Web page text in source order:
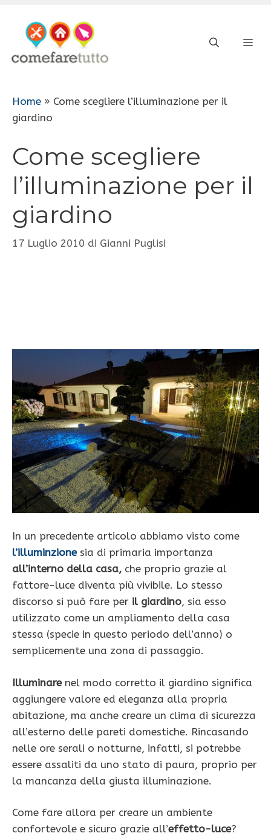
contenuto
Home » Come scegliere l’illuminazione per il
giardino
Come scegliere
l’illuminazione per il
giardino
17 Luglio 2010 di Gianni Puglisi
In un precedente articolo abbiamo visto come
l’illuminzionesia di primaria importanza
all’interno della casa, che proprio grazie al
fattore-luce diventa più vivibile. Lo stesso
discorso si può fare per il giardino, sia esso
utilizzato come un ampliamento della casa
stessa (specie in questo periodo dell’anno) o
semplicemente una zona di passaggio.
Illuminarenel modo corretto il giardino significa
aggiungere valore ed eleganza alla propria
abitazione, ma anche creare un clima di sicurezza
all’esterno delle pareti domestiche. Rincasando
nelle ore serali o notturne, infatti, si potrebbe
essere assaliti da uno stato di paura, proprio per
la mancanza della giusta illuminazione.
Come fare allora per creare un ambiente
confortevole e sicuro grazie all’effetto-luce?